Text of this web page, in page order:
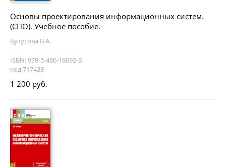
Основы проектирования информационных систем.
(СПО). Учебное пособие.
Бутусова В.А.
ISBN: 978-5-406-16092-3
код 717433
1 200 руб.